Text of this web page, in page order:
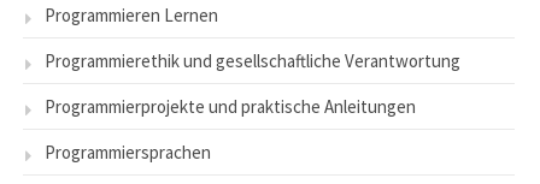
Programmieren Lernen
Programmierethik und gesellschaftliche Verantwortung
Programmierprojekte und praktische Anleitungen
Programmiersprachen